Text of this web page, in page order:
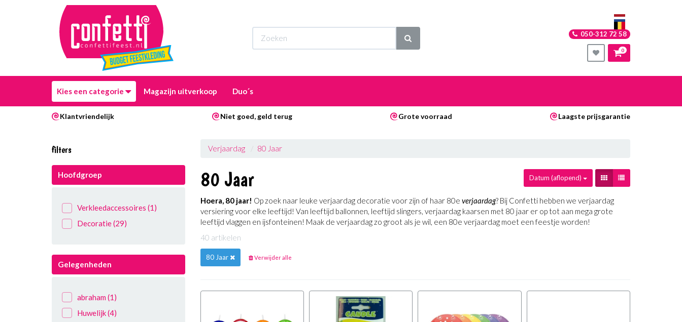
050-312 72 58
0
Kies een categorie Magazijn uitverkoop Duo´s
Klantvriendelijk Niet goed, geld terug Grote voorraad Laagste prijsgarantie
filters
Hoofdgroep
Verkleedaccessoires (1)
Decoratie(29)
Gelegenheden
abraham (1)
Huwelijk(4)
Verjaardag 80 Jaar
80 Jaar Datum (aflopend)
Hoera, 80 jaar! Op zoek naar leuke verjaardag decoratie voor zijn of haar 80e verjaardag? Bij Confetti hebben we verjaardag
versiering voor elke leeftijd! Van leeftijd ballonnen, leeftijd slingers, verjaardag kaarsen met 80 jaar er op tot aan mega grote
leeftijd vlaggen en ijsfonteinen! Maak de verjaardag zo groot als je wil, een 80e verjaardag moet een feestje worden!
40 artikelen
80 Jaar Verwijder alle